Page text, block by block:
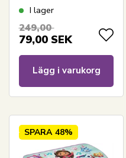
skjutbar pip
I lager
249,00
79,00 SEK
Lägg i varukorg
SPARA 48%